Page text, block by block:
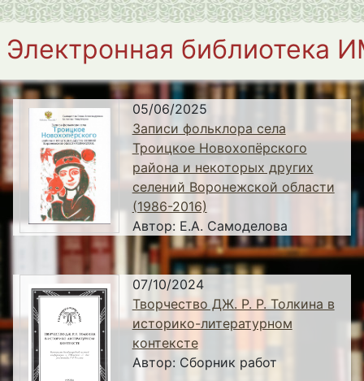
Электронная библиотека
05/06/2025
Записи фольклора села
Троицкое Новохопёрского
района и некоторых других
селений Воронежской области
(1986-2016)
Автор: Е.А. Самоделова
07/10/2024
Творчество ДЖ. Р. Р. Толкина в
историко-литературном
контексте
Автор: Сборник работ